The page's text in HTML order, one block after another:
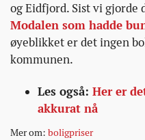
og Eidfjord. Sist vi gjorde
Modalen som hadde
øyeblikket er det ingen
kommunen.
Les også: Her er
akkurat nå
Mer om: boligpriser